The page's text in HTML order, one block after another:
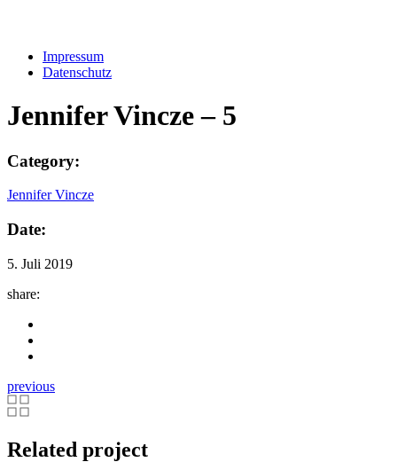
Impressum
Datenschutz
Jennifer Vincze – 5
Category:
Jennifer Vincze
Date:
5. Juli 2019
share:
previous
Related project